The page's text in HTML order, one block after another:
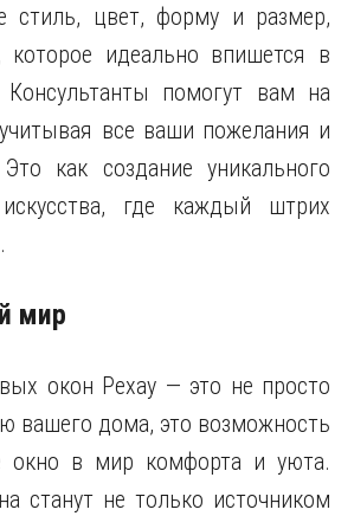
стиль, цвет, форму и размер,
которое идеально впишется в
помогут вам на
все ваши пожелания и
как создание уникального
искусства, где каждый штрих
мир
окон Рехау — это не просто
вашего дома, это возможность
окно в мир комфорта и уюта.
станут не только источником